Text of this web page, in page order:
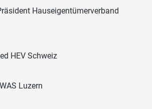
Hauseigentümerverband
HEV Schweiz
Luzern